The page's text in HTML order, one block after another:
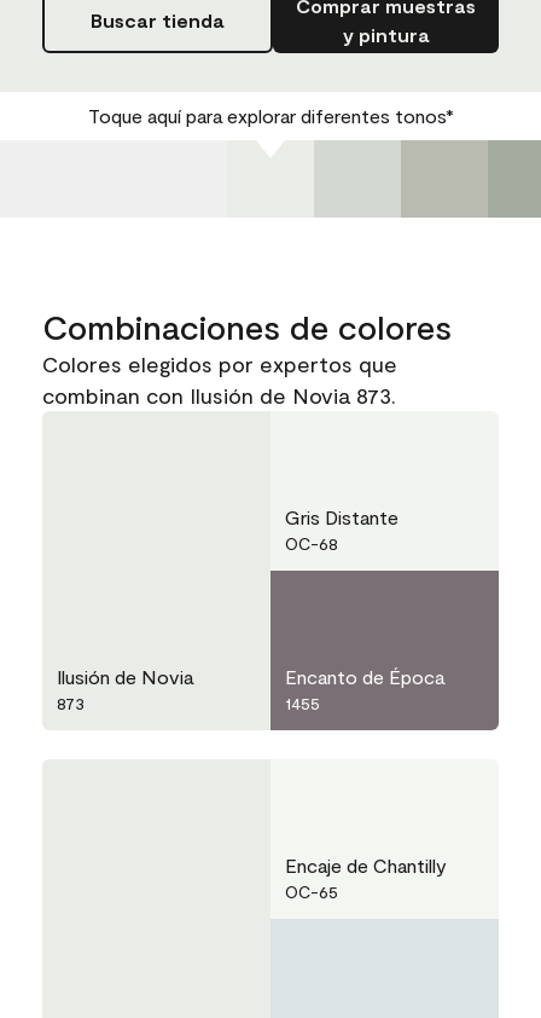
Buscar tienda
Comprar muestras
y pintura
Toque aquí para explorar diferentes tonos*
Combinaciones de colores
Colores elegidos por expertos que
combinan con Ilusión de Novia 873.
Ilusión de Novia
873
Gris Distante
OC-68
Encanto de Época
1455
Encaje de Chantilly
OC-65